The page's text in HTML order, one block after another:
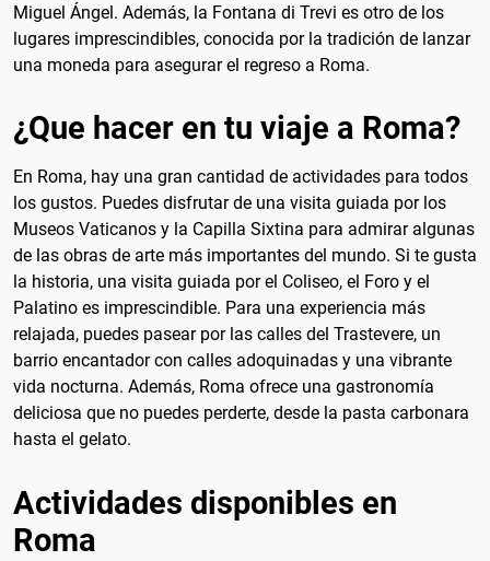
Miguel Ángel. Además, la Fontana di Trevi es otro de los
lugares imprescindibles, conocida por la tradición de lanzar
una moneda para asegurar el regreso a Roma.
¿Que hacer en tu viaje a Roma?
En Roma, hay una gran cantidad de actividades para todos
los gustos. Puedes disfrutar de una visita guiada por los
Museos Vaticanos y la Capilla Sixtina para admirar algunas
de las obras de arte más importantes del mundo. Si te gusta
la historia, una visita guiada por el Coliseo, el Foro y el
Palatino es imprescindible. Para una experiencia más
relajada, puedes pasear por las calles del Trastevere, un
barrio encantador con calles adoquinadas y una vibrante
vida nocturna. Además, Roma ofrece una gastronomía
deliciosa que no puedes perderte, desde la pasta carbonara
hasta el gelato.
Actividades disponibles en
Roma